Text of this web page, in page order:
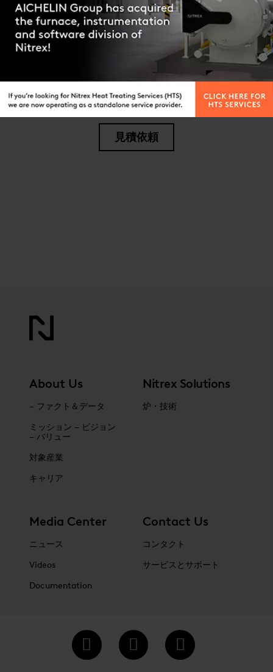
“適切なプロセスまたはサービスがわからない場
合。
当社の熱処理専門家のグローバルチームに連
絡 してください。または、問い合わせフォーム
に必要事項を記入して送信してください。”
見積依頼
About Us
– ファクト＆データ
ミッション – ビジョン
– バリュー
対象産業
キャリア
Nitrex Solutions
炉・技術
Media Center
ニュース
Videos
Documentation
Contact Us
コンタクト
サービスとサポート
Contact us